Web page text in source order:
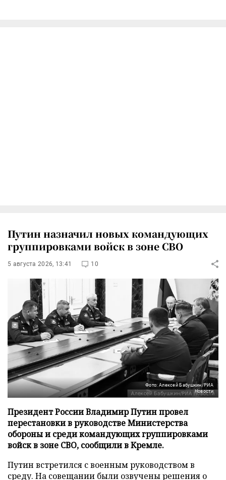
Путин назначил новых командующих
группировками войск в зоне СВО
5 августа 2026, 13:41 10
Фото: Алексей Бабушкин/РИА
Новости
Президент России Владимир Путин провел
перестановки в руководстве Министерства
обороны и среди командующих группировками
войск в зоне СВО, сообщили в Кремле.
Путин встретился с военным руководством в
среду. На совещании были озвучены решения о